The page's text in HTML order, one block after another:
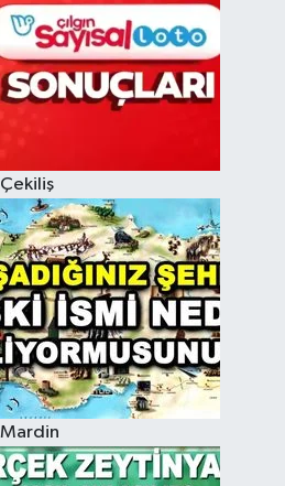
Çekiliş
Mardin